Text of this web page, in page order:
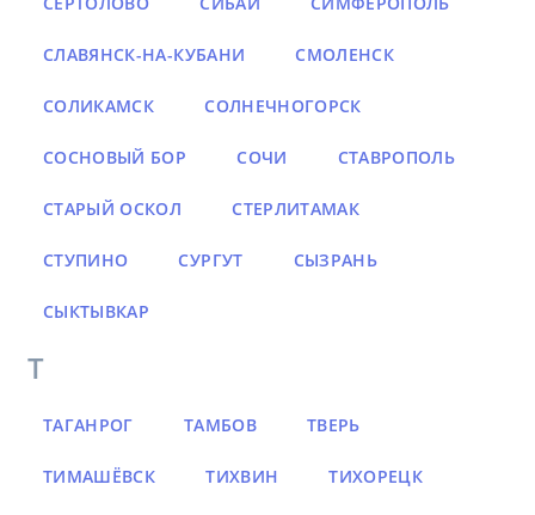
СЛАВЯНСК-НА-КУБАНИ СМОЛЕНСК
СОЛИКАМСК СОЛНЕЧНОГОРСК
СОСНОВЫЙ БОР СОЧИ СТАВРОПОЛЬ
СТАРЫЙ ОСКОЛ СТЕРЛИТАМАК
СТУПИНО СУРГУТ СЫЗРАНЬ
СЫКТЫВКАР
Т
ТАГАНРОГ ТАМБОВ ТВЕРЬ
ТИМАШЁВСК ТИХВИН ТИХОРЕЦК